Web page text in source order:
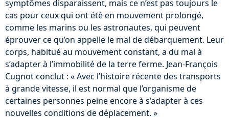
symptômes disparaissent, mais ce n’est pas toujours le
cas pour ceux qui ont été en mouvement prolongé,
comme les marins ou les astronautes, qui peuvent
éprouver ce qu’on appelle le mal de débarquement. Leur
corps, habitué au mouvement constant, a du mal à
s’adapter à l’immobilité de la terre ferme. Jean-François
Cugnot conclut : « Avec l’histoire récente des transports
à grande vitesse, il est normal que l’organisme de
certaines personnes peine encore à s’adapter à ces
nouvelles conditions de déplacement. »